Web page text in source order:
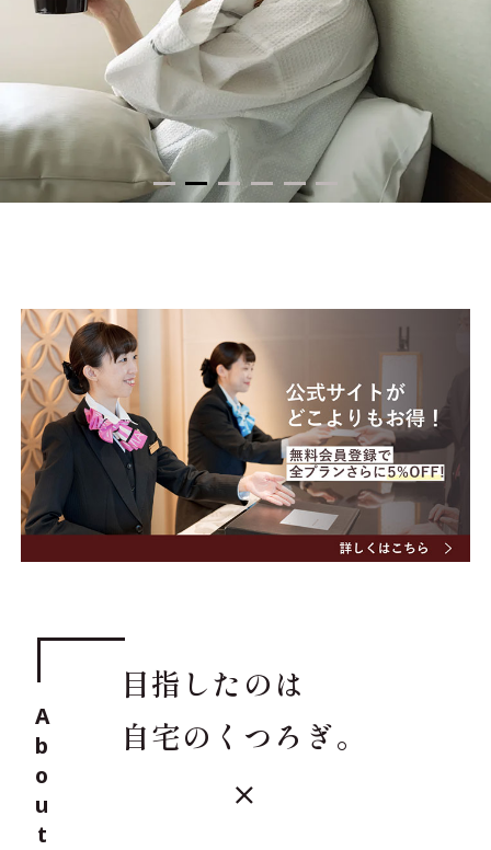
1 2 3 4 5 6
About
目指したのは
自宅のくつろぎ。
Special offersおすすめプラン＆キャンペーン
Newsお知らせ
Room 客室
Family家族でゆっくり
FAQよくあるご質問
Group 団体・グループ旅行のご予約
採用情報
ブランドムービー
コンテンツギャラリー
12時まで無料延長
10時まで
（延長は別料金）
宿泊
航空券+宿泊
Guests
Search
会員登録確認メール再送
パスワードの再設定
メールアドレスの再設定